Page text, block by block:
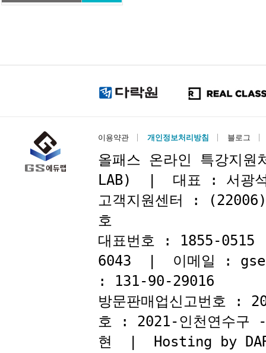
이용약관 개인정보처리방침 블로그
올패스 온라인 특강지원
LAB) | 대표 : 서
고객지원센터 :
호
대표번호 : 1855-
6043 | 이메일 :
: 131-90-29016
방문판매업신고번호 :
호 : 2021-인천연수구
현 | Hosting by